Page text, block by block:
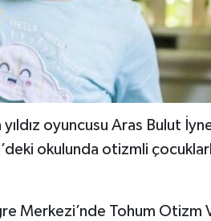
yıldız oyuncusu Aras Bulut
okulunda otizmli
Merkezi’nde Tohum Otizm